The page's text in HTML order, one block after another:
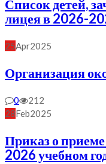
Список детей,
лицея в 2026-
25Apr2025
Организация
0
212
28Feb2025
Приказ о
2026 учебном